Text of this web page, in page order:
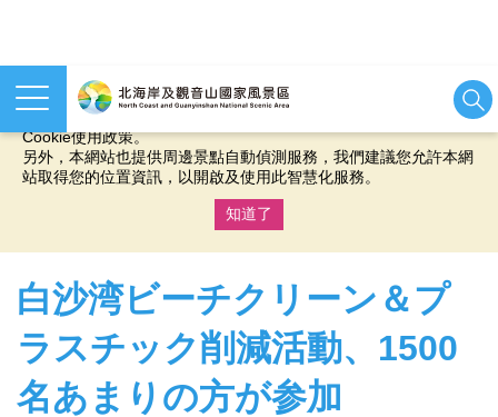
本網站使用cookies等相關技術以持續優化網站服務，並有助於為
您提供更佳的體驗，當您繼續使用本網站即表示您同意我們的
Cookie使用政策。
另外，本網站也提供周邊景點自動偵測服務，我們建議您允許本網
站取得您的位置資訊，以開啟及使用此智慧化服務。
知道了
白沙湾ビーチクリーン＆プ
ラスチック削減活動、1500
名あまりの方が参加